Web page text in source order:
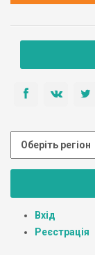
Вхід
Реєстрація